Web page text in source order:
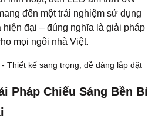
nhanh chóng, duy trì nhiệt độ
suốt quá trình sử dụng. Nhờ
luôn hoạt động ở mức hiệu suất
năm mà không cần thay mới
điện không đổi giúp bảo vệ linh
động điện áp – một nguyên